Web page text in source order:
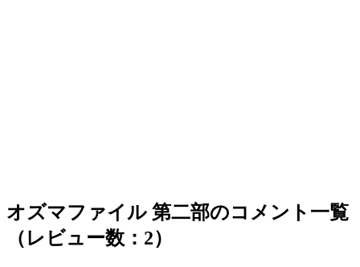
オズマファイル 第二部のコメント一覧
（レビュー数：2）